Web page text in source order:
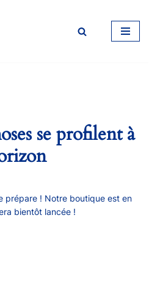
se profilent à
prépare ! Notre boutique est en
bientôt lancée !